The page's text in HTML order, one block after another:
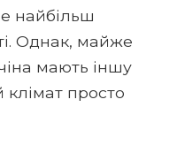
найбільш
Однак, майже
мають іншу
просто